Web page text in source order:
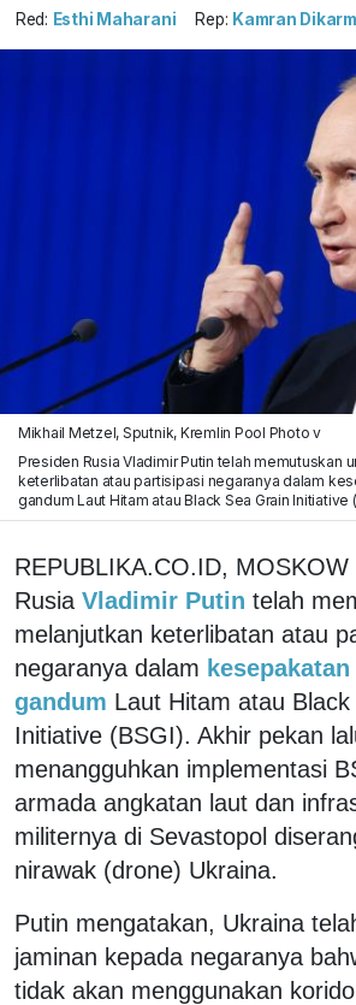
Red: Esthi Maharani Rep: Kamran
Mikhail Metzel, Sputnik, Kremlin Pool Photo v
Presiden Rusia Vladimir Putin telah memutuskan
keterlibatan atau partisipasi negaranya dalam
gandum Laut Hitam atau Black Sea Grain Initiative
REPUBLIKA.CO.ID, MOSKOW
Rusia Vladimir Putin telah
melanjutkan keterlibatan atau
negaranya dalam
gandum Laut Hitam atau
Initiative (BSGI). Akhir pekan
menangguhkan implementasi
armada angkatan laut dan
militernya di Sevastopol
nirawak (drone) Ukraina.
Putin mengatakan, Ukraina
jaminan kepada negaranya
tidak akan menggunakan